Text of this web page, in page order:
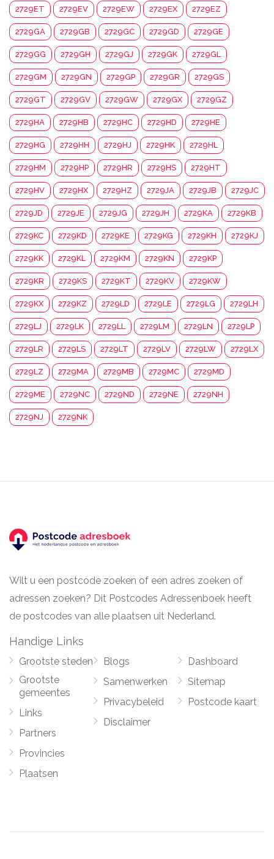
2729ET 2729EV 2729EW 2729EX 2729EZ
2729GA 2729GB 2729GC 2729GD 2729GE
2729GG 2729GH 2729GJ 2729GK 2729GL
2729GM 2729GN 2729GP 2729GR 2729GS
2729GT 2729GV 2729GW 2729GX 2729GZ
2729HA 2729HB 2729HC 2729HD 2729HE
2729HG 2729HH 2729HJ 2729HK 2729HL
2729HM 2729HP 2729HR 2729HS 2729HT
2729HV 2729HX 2729HZ 2729JA 2729JB 2729JC
2729JD 2729JE 2729JG 2729JH 2729KA 2729KB
2729KC 2729KD 2729KE 2729KG 2729KH 2729KJ
2729KK 2729KL 2729KM 2729KN 2729KP
2729KR 2729KS 2729KT 2729KV 2729KW
2729KX 2729KZ 2729LD 2729LE 2729LG 2729LH
2729LJ 2729LK 2729LL 2729LM 2729LN 2729LP
2729LR 2729LS 2729LT 2729LV 2729LW 2729LX
2729LZ 2729MA 2729MB 2729MC 2729MD
2729ME 2729NC 2729ND 2729NE 2729NH
2729NJ 2729NK
Wilt u een postcode zoeken of een adres zoeken of
adressen zoeken? Dit Postcodes Adressenboek heeft
de postcodes van alle plaatsen uit Nederland.
Handige Links
Grootste steden
Grootste
gemeentes
Links
Partners
Provincies
Plaatsen
Blogs
Samenwerken
Privacybeleid
Disclaimer
Dashboard
Sitemap
Postcode kaart